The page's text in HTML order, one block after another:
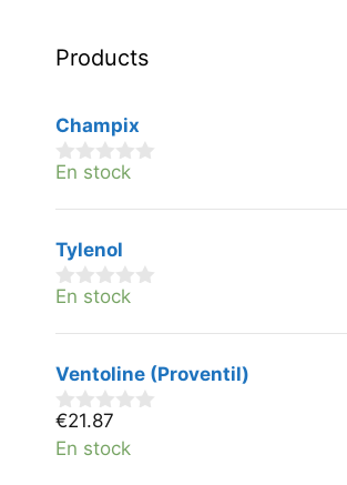
Products
Champix
0
a
5
En stock
Tylenol
0
a
5
En stock
Ventoline (Proventil)
0
v
€21.87
En stock